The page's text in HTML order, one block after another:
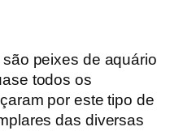
peixes de aquário
todos os
por este tipo de
das diversas